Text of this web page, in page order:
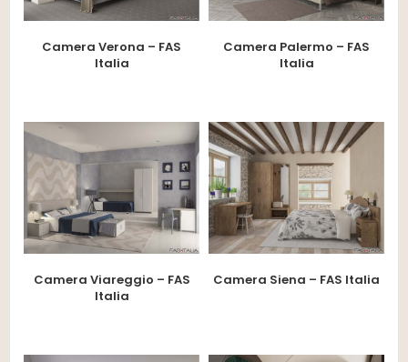
Camera Verona – FAS
Italia
Camera Palermo – FAS
Italia
Camera Viareggio – FAS
Italia
Camera Siena – FAS Italia